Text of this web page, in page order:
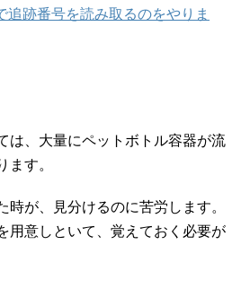
追跡番号を読み取るのをやりま
は、大量にペットボトル容器が流
ます。
時が、見分けるのに苦労します。
用意しといて、覚えておく必要が